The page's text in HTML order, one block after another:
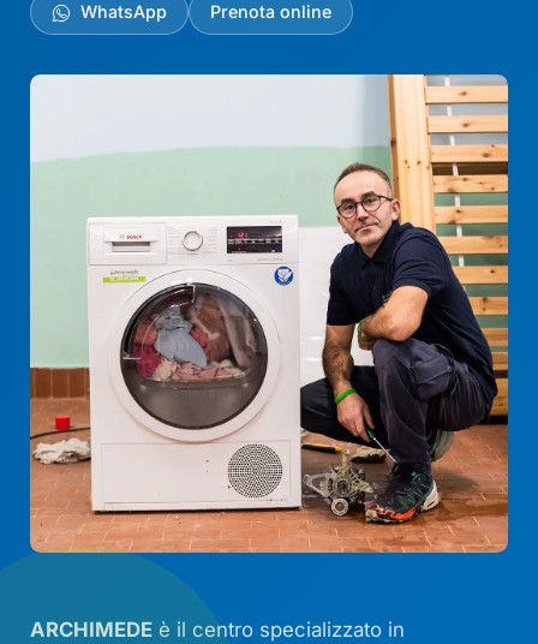
WhatsApp Prenota online
ARCHIMEDE è il centro specializzato in